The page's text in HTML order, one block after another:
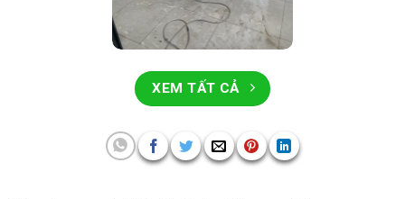
XEM TẤT CẢ